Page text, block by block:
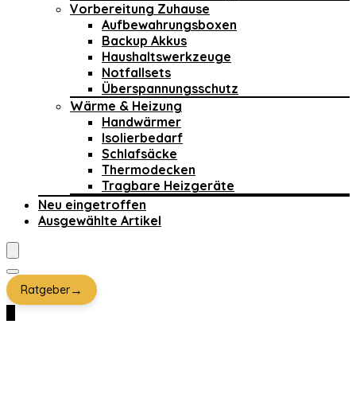
Vorbereitung Zuhause
Aufbewahrungsboxen
Backup Akkus
Haushaltswerkzeuge
Notfallsets
Überspannungsschutz
Wärme & Heizung
Handwärmer
Isolierbedarf
Schlafsäcke
Thermodecken
Tragbare Heizgeräte
Neu eingetroffen
Ausgewählte Artikel
Ratgeber→